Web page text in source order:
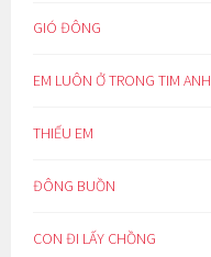
GIÓ ĐÔNG
EM LUÔN Ở TRONG TIM ANH
THIẾU EM
ĐÔNG BUỒN
CON ĐI LẤY CHỒNG